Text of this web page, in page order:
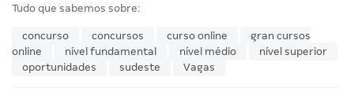
Tudo que sabemos sobre:
concurso concursos curso online
gran cursos
online
nível fundamental nível médio
nível superior
oportunidades
sudeste Vagas